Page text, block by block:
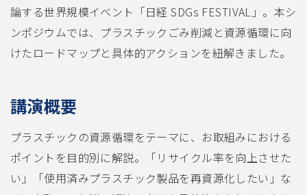
論する世界規模イベント「日経 SDGs FESTIVAL」。本シ
ンポジウムでは、プラスチックごみ削減と資源循環に向
けたロードマップと具体的アクションを紐解きました。
講演概要
プラスチックの資源循環をテーマに、お取組みにおける
ポイントを目的別に解説。「リサイクル率を向上させた
い」「使用済みプラスチック製品を再資源化したい」な